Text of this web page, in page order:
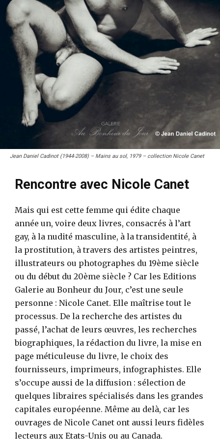
Jean Daniel Cadinot (1944-2008) – Mains au sol, 1979 – collection Nicole Canet
Rencontre avec Nicole Canet
Mais qui est cette femme qui édite chaque
année un, voire deux livres, consacrés à l’art
gay, à la nudité masculine, à la transidentité, à
la prostitution, à travers des artistes peintres,
illustrateurs ou photographes du 19ème siècle
ou du début du 20ème siècle ? Car les Editions
Galerie au Bonheur du Jour, c’est une seule
personne : Nicole Canet. Elle maîtrise tout le
processus. De la recherche des artistes du
passé, l’achat de leurs œuvres, les recherches
biographiques, la rédaction du livre, la mise en
page méticuleuse du livre, le choix des
fournisseurs, imprimeurs, infographistes. Elle
s’occupe aussi de la diffusion : sélection de
quelques libraires spécialisés dans les grandes
capitales européenne. Même au delà, car les
ouvrages de Nicole Canet ont aussi leurs fidèles
lecteurs aux Etats-Unis ou au Canada.